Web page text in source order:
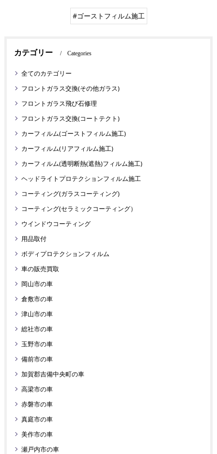
#ゴーストフィルム施工
カテゴリー Categories
全てのカテゴリー
フロントガラス交換(その他ガラス)
フロントガラス飛び石修理
フロントガラス交換(コートテクト)
カーフィルム(ゴーストフィルム施工)
カーフィルム(リアフィルム施工)
カーフィルム(透明断熱(遮熱)フィルム施工)
ヘッドライトプロテクションフィルム施工
コーティング(ガラスコーティング)
コーティング(セラミックコーティング）
ウインドウコーティング
用品取付
ボディプロテクションフィルム
車の販売買取
岡山市の車
倉敷市の車
津山市の車
総社市の車
玉野市の車
備前市の車
加賀郡吉備中央町の車
高梁市の車
赤磐市の車
真庭市の車
美作市の車
瀬戸内市の車